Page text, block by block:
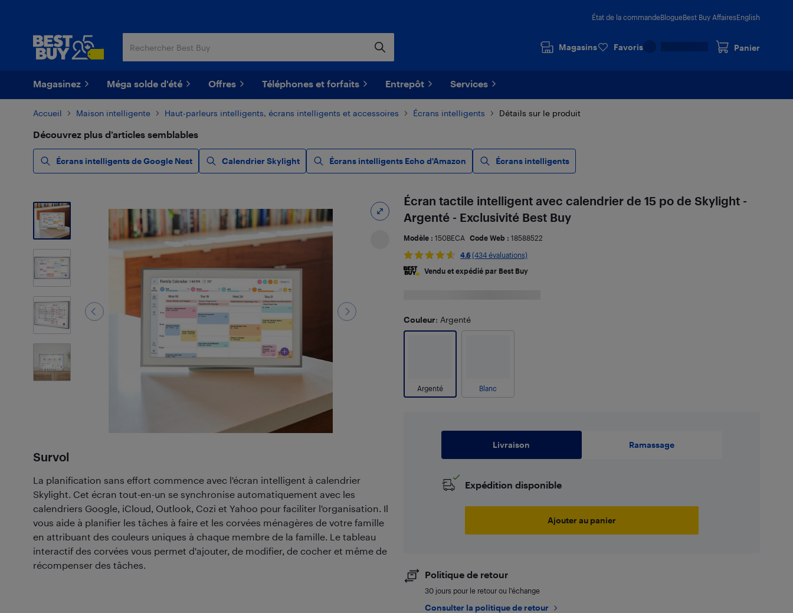
État de la commandeBlogueBest Buy AffairesEnglish
Magasins Favoris Panier
Magasinez Méga solde d'été Offres Téléphones et forfaits Entrepôt Services
Accueil Maison intelligente Haut-parleurs intelligents, écrans intelligents et accessoires Écrans intelligents Détails sur le produit
Découvrez plus d’articles semblables
Écrans intelligents de Google Nest Calendrier Skylight Écrans intelligents Echo d'Amazon Écrans intelligents
3
Photos
Survol
La planification sans effort commence avec l'écran intelligent à calendrier
Skylight. Cet écran tout-en-un se synchronise automatiquement avec les
calendriers Google, iCloud, Outlook, Cozi et Yahoo pour faciliter l'organisation. Il
vous aide à planifier les tâches à faire et les corvées ménagères de votre famille
en attribuant des couleurs uniques à chaque membre de la famille. Le tableau
interactif des corvées vous permet d'ajouter, de modifier, de cocher et même de
récompenser des tâches.
Écran tactile intelligent avec calendrier de 15 po de Skylight -
Argenté - Exclusivité Best Buy
Modèle : 150BECA Code Web : 18588522
4.6 (434 évaluations)
Vendu et expédié par Best Buy
Couleur: Argenté
Argenté Blanc
Livraison Ramassage
Expédition disponible
Ajouter au panier
Politique de retour
30 jours pour le retour ou l’échange
Consulter la politique de retour